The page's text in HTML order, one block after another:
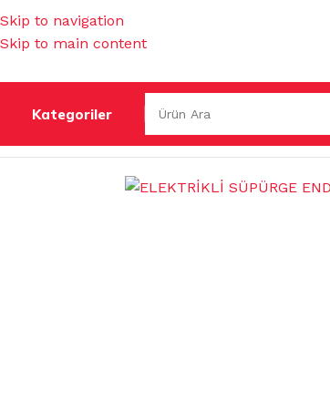
Skip to navigation
Skip to main content
Kategoriler
TEMİZLİK MAKİNELERİ/ELEKTRİK